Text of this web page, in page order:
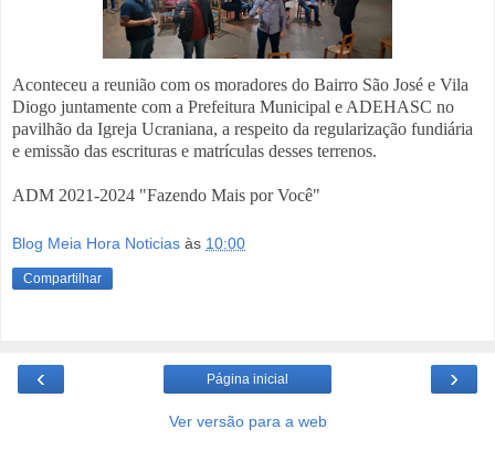
Aconteceu a reunião com os moradores do Bairro São José e Vila
Diogo juntamente com a Prefeitura Municipal e ADEHASC no
pavilhão da Igreja Ucraniana, a respeito da regularização fundiária
e emissão das escrituras e matrículas desses terrenos.
ADM 2021-2024 "Fazendo Mais por Você"
Blog Meia Hora Noticias às 10:00
Compartilhar
‹ ›
Página inicial
Ver versão para a web